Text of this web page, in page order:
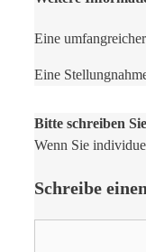
Eine
Eine
Bitte schreiben
Wenn Sie
Schreibe